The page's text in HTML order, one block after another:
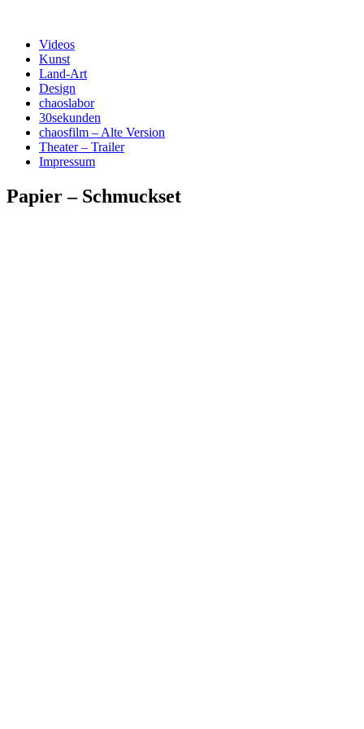
***chaosfilm***
Kunst und Design
Menü
Zum
Inhalt
springen
Videos
Kunst
Land-Art
Design
chaoslabor
30sekunden
chaosfilm – Alte Version
Theater – Trailer
Impressum
Papier – Schmuckset